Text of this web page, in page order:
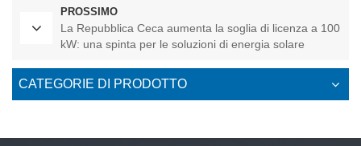
PROSSIMO
La Repubblica Ceca aumenta la soglia di licenza a 100
kW: una spinta per le soluzioni di energia solare
CATEGORIE DI PRODOTTO